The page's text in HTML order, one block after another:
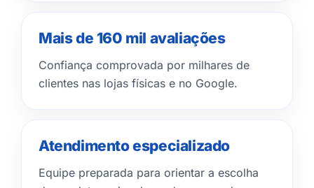
Mais de 160 mil avaliações
Confiança comprovada por milhares de
clientes nas lojas físicas e no Google.
Atendimento especializado
Equipe preparada para orientar a escolha